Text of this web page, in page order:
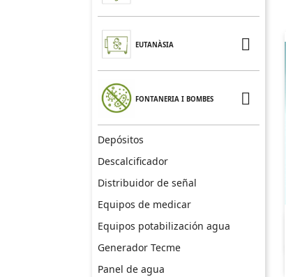
EUTANÀSIA 
FONTANERIA I BOMBES 
Depósitos
Descalcificador
Distribuidor de señal
Equipos de medicar
Equipos potabilización agua
Generador Tecme
Panel de agua